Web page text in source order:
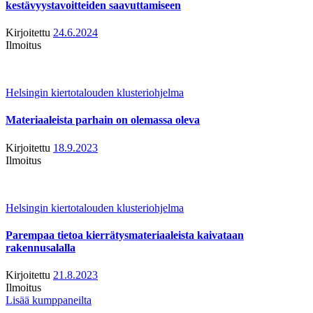
kestävyystavoitteiden saavuttamiseen
Kirjoitettu 24.6.2024
Ilmoitus
Helsingin kiertotalouden klusteriohjelma
Materiaaleista parhain on olemassa oleva
Kirjoitettu 18.9.2023
Ilmoitus
Helsingin kiertotalouden klusteriohjelma
Parempaa tietoa kierrätysmateriaaleista kaivataan
rakennusalalla
Kirjoitettu 21.8.2023
Ilmoitus
Lisää kumppaneilta